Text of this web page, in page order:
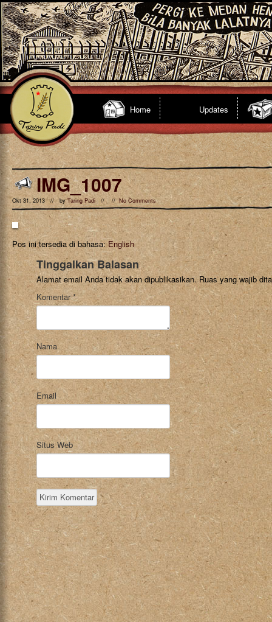
Home Updates
IMG_1007
Okt 31, 2013 // byTaring Padi// //No Comments
Pos ini tersedia di bahasa:English
Tinggalkan Balasan
Alamat email Anda tidak akan dipublikasikan. Ruas yang wajib
Komentar*
Nama
Email
Situs Web